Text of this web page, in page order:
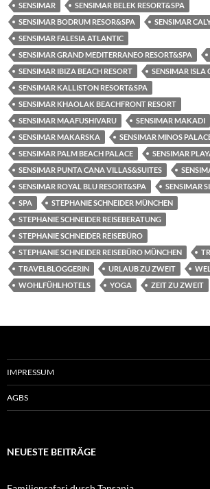
SENSIMAR
SENSIMAR BELEK RESORT&SPA
SENSIMAR BODRUM RESOR&SPA
SENSIMAR
SENSIMAR FALESIA ATLANTIC
SENSIMAR GRAND MEDITERRANEO RESORT&SPA
SENSIMAR IBIZA BEACH RESORT
SENSIMAR ISLA
SENSIMAR KALLISTON RESORT&SPA
SENSIMAR KHAOLAK BEACHFRONT RESORT
SENSIMAR MAAFUSHIVARU
SENSIMAR MAKADI
SENSIMAR MAKARSKA
SENSIMAR MINOS
SENSIMAR PALM BEACH PALACE
SENSIMAR
SENSIMAR PUNTA CANA VILLAS&SUITES
SENSIMAR ROYAL BLU RESORT&SPA
SENSIMAR
SPA
STEPHANIE SCHNEIDER MÜNCHEN
STEPHANIE SCHNEIDER REISEBERATUNG
STEPHANIE SCHNEIDER REISEBÜRO
STEPHANIE SCHNEIDER REISEBÜRO MÜNCHEN
TRAVELBLOGGERIN
URLAUB ZU ZWEIT
WOHLFÜHLHOTELS
YOGA ZEIT ZU ZWEIT
IMPRESSUM
AGBS
NEUESTE BEITRÄGE